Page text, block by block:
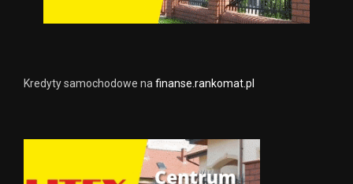
Kredyty samochodowe nafinanse.rankomat.pl